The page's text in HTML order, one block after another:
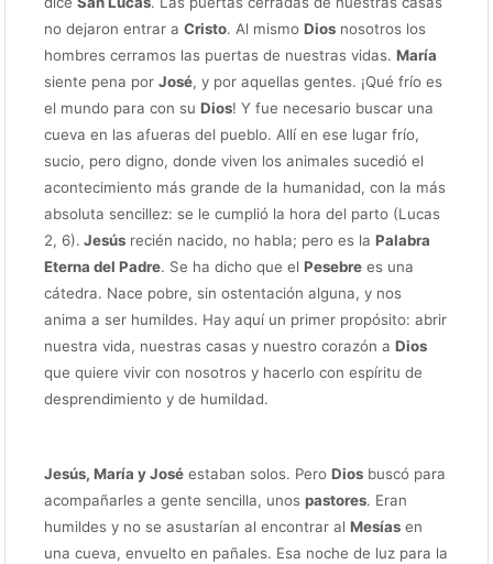
no dejaron entrar aCristo. Al mismoDios nosotros los
hombres cerramos las puertas de nuestras vidas.María
siente pena porJosé, y por aquellas gentes. ¡Qué frío es
el mundo para con suDios! Y fue necesario buscar una
cueva en las afueras del pueblo. Allí en ese lugar frío,
sucio, pero digno, donde viven los animales sucedió el
acontecimiento más grande de la humanidad, con la más
absoluta sencillez: se le cumplió la hora del parto (Lucas
2, 6). Jesús recién nacido, no habla; pero es laPalabra
Eterna del Padre. Se ha dicho que elPesebre es una
cátedra. Nace pobre, sin ostentación alguna, y nos
anima a ser humildes. Hay aquí un primer propósito: abrir
nuestra vida, nuestras casas y nuestro corazón aDios
que quiere vivir con nosotros y hacerlo con espíritu de
desprendimiento y de humildad.
Jesús, María y José estaban solos. PeroDios buscó para
acompañarles a gente sencilla, unospastores. Eran
humildes y no se asustarían al encontrar alMesías en
una cueva, envuelto en pañales. Esa noche de luz para la